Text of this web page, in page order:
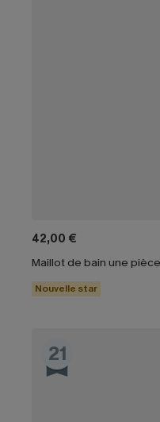
42,00 €
Maillot de bain une
Nouvelle star
21